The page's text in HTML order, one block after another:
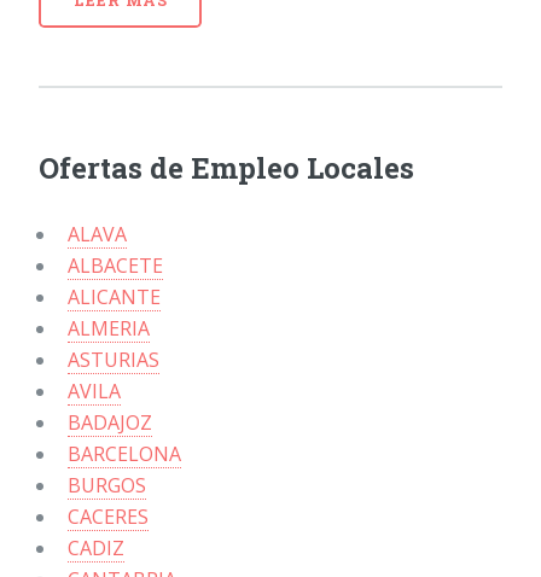
Ofertas de Empleo Locales
ALAVA
ALBACETE
ALICANTE
ALMERIA
ASTURIAS
AVILA
BADAJOZ
BARCELONA
BURGOS
CACERES
CADIZ